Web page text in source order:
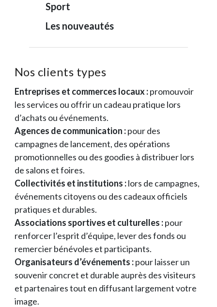
Sport
Les nouveautés
Nos clients types
Entreprises et commerces locaux :promouvoir
les services ou offrir un cadeau pratique lors
d’achats ou événements.
Agences de communication :pour des
campagnes de lancement, des opérations
promotionnelles ou des goodies à distribuer lors
de salons et foires.
Collectivités et institutions :lors de campagnes,
événements citoyens ou des cadeaux officiels
pratiques et durables.
Associations sportives et culturelles :pour
renforcer l’esprit d’équipe, lever des fonds ou
remercier bénévoles et participants.
Organisateurs d’événements :pour laisser un
souvenir concret et durable auprès des visiteurs
et partenaires tout en diffusant largement votre
image.